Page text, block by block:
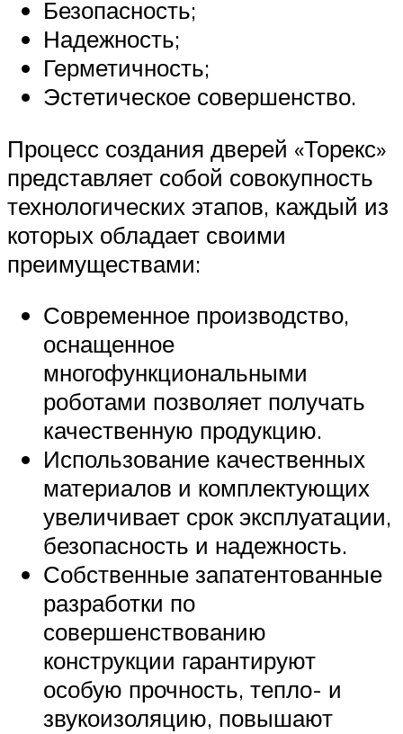
Безопасность;
Надежность;
Герметичность;
Эстетическое совершенство.
Процесс создания дверей «Торекс»
представляет собой совокупность
технологических этапов, каждый из
которых обладает своими
преимуществами:
Современное производство,
оснащенное
многофункциональными
роботами позволяет получать
качественную продукцию.
Использование качественных
материалов и комплектующих
увеличивает срок эксплуатации,
безопасность и надежность.
Собственные запатентованные
разработки по
совершенствованию
конструкции гарантируют
особую прочность, тепло- и
звукоизоляцию, повышают